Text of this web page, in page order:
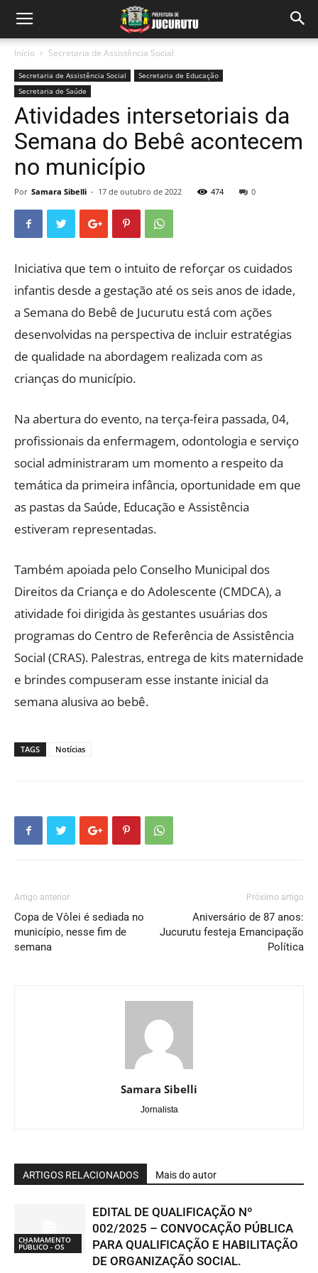
Início Secretaria de Assistência Social
Secretaria de Assistência Social
Secretaria de Educação
Secretaria de Saúde
Atividades intersetoriais da
Semana do Bebê acontecem
no município
Por Samara Sibelli - 17 de outubro de 2022 474 0
Iniciativa que tem o intuito de reforçar os cuidados
infantis desde a gestação até os seis anos de idade,
a Semana do Bebê de Jucurutu está com ações
desenvolvidas na perspectiva de incluir estratégias
de qualidade na abordagem realizada com as
crianças do município.
Na abertura do evento, na terça-feira passada, 04,
profissionais da enfermagem, odontologia e serviço
social administraram um momento a respeito da
temática da primeira infância, oportunidade em que
as pastas da Saúde, Educação e Assistência
estiveram representadas.
Também apoiada pelo Conselho Municipal dos
Direitos da Criança e do Adolescente (CMDCA), a
atividade foi dirigida às gestantes usuárias dos
programas do Centro de Referência de Assistência
Social (CRAS). Palestras, entrega de kits maternidade
e brindes compuseram esse instante inicial da
semana alusiva ao bebê.
TAGS Notícias
Artigo anterior
Copa de Vôlei é sediada no
município, nesse fim de
semana
Próximo artigo
Aniversário de 87 anos:
Jucurutu festeja Emancipação
Política
Samara Sibelli
Jornalista
ARTIGOS RELACIONADOS Mais do autor
CHAMAMENTO
PÚBLICO - OS
EDITAL DE QUALIFICAÇÃO Nº
002/2025 – CONVOCAÇÃO PÚBLICA
PARA QUALIFICAÇÃO E HABILITAÇÃO
DE ORGANIZAÇÃO SOCIAL.